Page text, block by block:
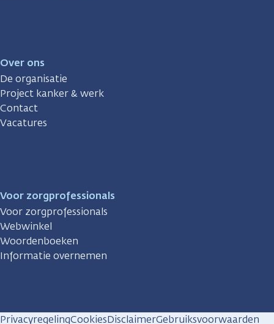
Over ons
De organisatie
Project kanker & werk
Contact
Vacatures
Voor zorgprofessionals
Voor zorgprofessionals
Webwinkel
Woordenboeken
Informatie overnemen
PrivacyregelingCookiesDisclaimerGebruiksvoorwaarden